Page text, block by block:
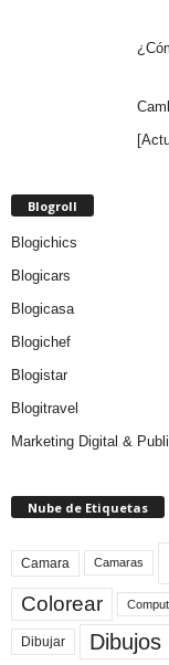
Blogroll
Blogichics
Blogicars
Blogicasa
Blogichef
Blogistar
Blogitravel
Marketing Digital &
Nube de Etiquetas
Camara Camaras
Colorear
Dibujar Dibujos